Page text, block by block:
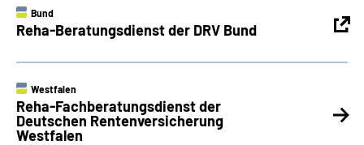
Bund
Reha-Beratungsdienst der DRV Bund
Westfalen
Reha-Fachberatungsdienst der
Deutschen Rentenversicherung
Westfalen